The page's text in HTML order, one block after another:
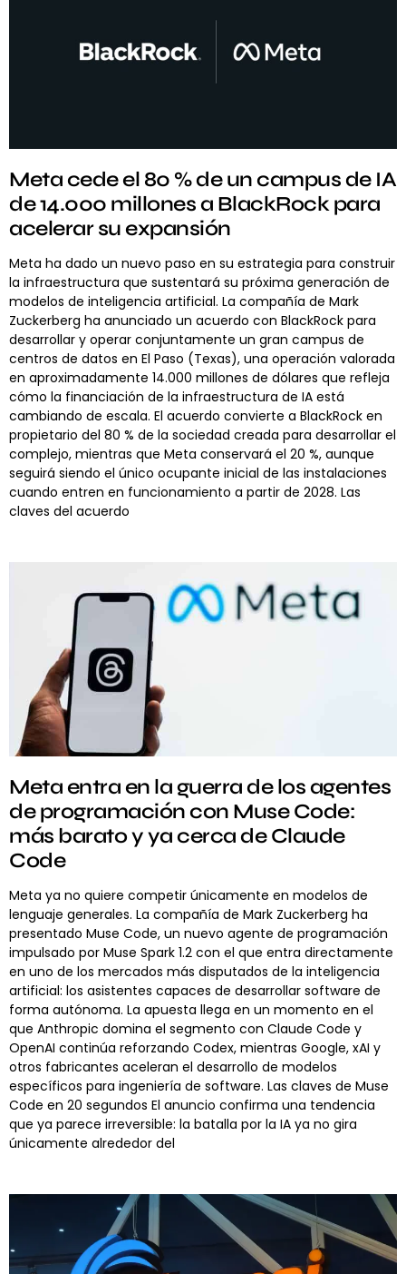
Meta cede el 80 % de un campus de IA
de 14.000 millones a BlackRock para
acelerar su expansión
Meta ha dado un nuevo paso en su estrategia para construir
la infraestructura que sustentará su próxima generación de
modelos de inteligencia artificial. La compañía de Mark
Zuckerberg ha anunciado un acuerdo con BlackRock para
desarrollar y operar conjuntamente un gran campus de
centros de datos en El Paso (Texas), una operación valorada
en aproximadamente 14.000 millones de dólares que refleja
cómo la financiación de la infraestructura de IA está
cambiando de escala. El acuerdo convierte a BlackRock en
propietario del 80 % de la sociedad creada para desarrollar el
complejo, mientras que Meta conservará el 20 %, aunque
seguirá siendo el único ocupante inicial de las instalaciones
cuando entren en funcionamiento a partir de 2028. Las
claves del acuerdo
Meta entra en la guerra de los agentes
de programación con Muse Code:
más barato y ya cerca de Claude
Code
Meta ya no quiere competir únicamente en modelos de
lenguaje generales. La compañía de Mark Zuckerberg ha
presentado Muse Code, un nuevo agente de programación
impulsado por Muse Spark 1.2 con el que entra directamente
en uno de los mercados más disputados de la inteligencia
artificial: los asistentes capaces de desarrollar software de
forma autónoma. La apuesta llega en un momento en el
que Anthropic domina el segmento con Claude Code y
OpenAI continúa reforzando Codex, mientras Google, xAI y
otros fabricantes aceleran el desarrollo de modelos
específicos para ingeniería de software. Las claves de Muse
Code en 20 segundos El anuncio confirma una tendencia
que ya parece irreversible: la batalla por la IA ya no gira
únicamente alrededor del